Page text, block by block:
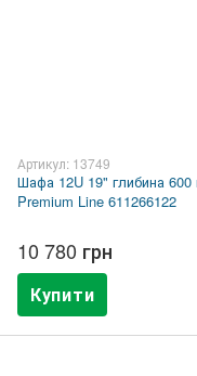
Артикул: 13749
Шафа 12U 19" глибина
Premium Line 611266122
10 780 грн
Купити